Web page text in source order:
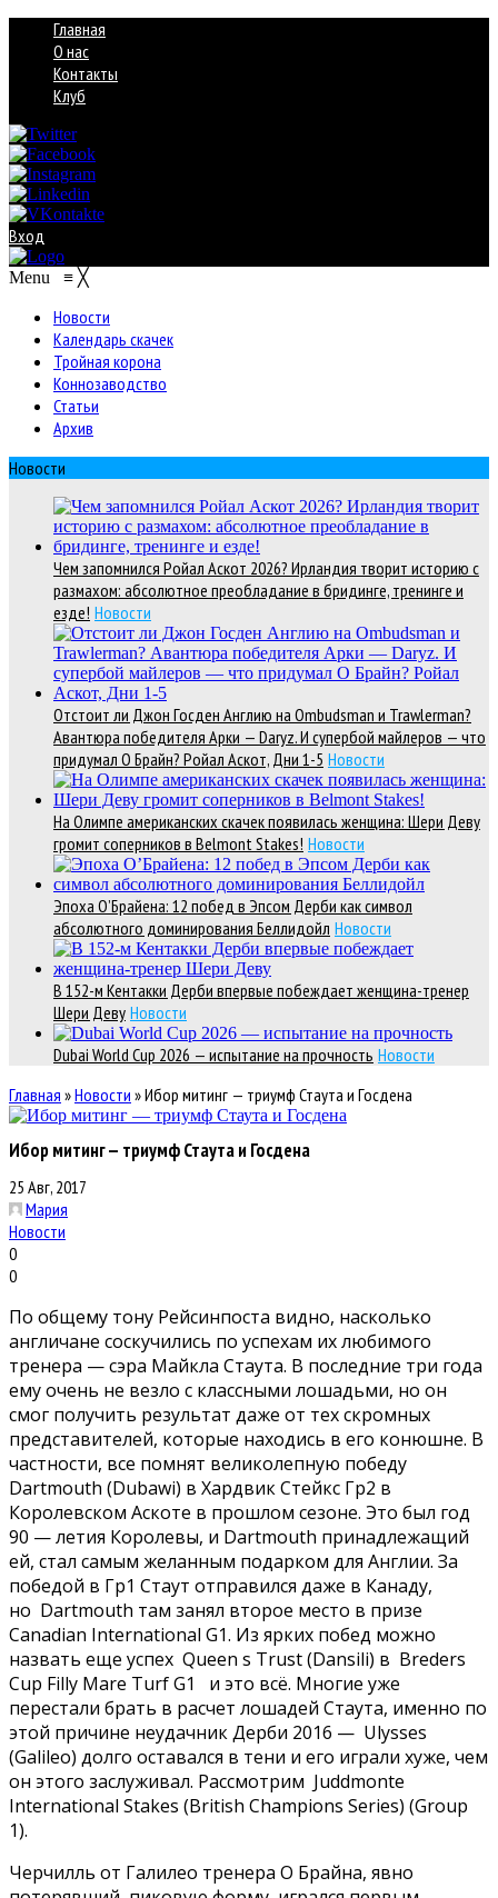
Главная
О нас
Контакты
Клуб
Вход
Menu ≡ ╳
Новости
Календарь скачек
Тройная корона
Коннозаводство
Статьи
Архив
Новости
Чем запомнился Ройал Аскот 2026? Ирландия творит историю с
размахом: абсолютное преобладание в бридинге, тренинге и
езде! Новости
Отстоит ли Джон Госден Англию на Ombudsman и Trawlerman?
Авантюра победителя Арки — Daryz. И супербой майлеров — что
придумал О Брайн? Ройал Аскот, Дни 1-5 Новости
На Олимпе американских скачек появилась женщина: Шери Деву
громит соперников в Belmont Stakes! Новости
Эпоха О’Брайена: 12 побед в Эпсом Дерби как символ
абсолютного доминирования Беллидойл Новости
В 152-м Кентакки Дерби впервые побеждает женщина-тренер
Шери Деву Новости
Dubai World Cup 2026 — испытание на прочность Новости
Главная »Новости »Ибор митинг — триумф Стаута и Госдена
Ибор митинг — триумф Стаута и Госдена
25 Авг, 2017
Мария
Новости
0
0
По общему тону Рейсинпоста видно, насколько
англичане соскучились по успехам их любимого
тренера — сэра Майкла Стаута. В последние три года
ему очень не везло с классными лошадьми, но он
смог получить результат даже от тех скромных
представителей, которые находись в его конюшне. В
частности, все помнят великолепную победу
Dartmouth (Dubawi) в Хардвик Стейкс Гр2 в
Королевском Аскоте в прошлом сезоне. Это был год
90 — летия Королевы, и Dartmouth принадлежащий
ей, стал самым желанным подарком для Англии. За
победой в Гр1 Стаут отправился даже в Канаду,
но Dartmouth там занял второе место в призе
Canadian International G1. Из ярких побед можно
назвать еще успех Queen s Trust (Dansili) в Breders
Cup Filly Mare Turf G1 и это всё. Многие уже
перестали брать в расчет лошадей Стаута, именно по
этой причине неудачник Дерби 2016 — Ulysses
(Galileo) долго оставался в тени и его играли хуже, чем
он этого заслуживал. Рассмотрим Juddmonte
International Stakes (British Champions Series) (Group
1).
Черчилль от Галилео тренера О Брайна, явно